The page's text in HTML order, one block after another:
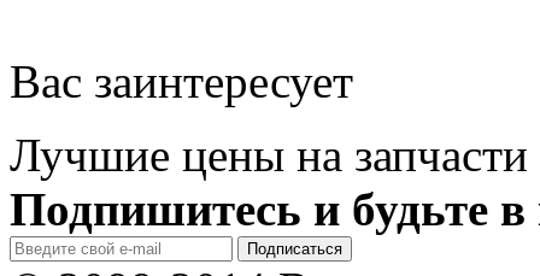
Вас заинтересует
Лучшие цены на запчасти
Подпишитесь и будьте в